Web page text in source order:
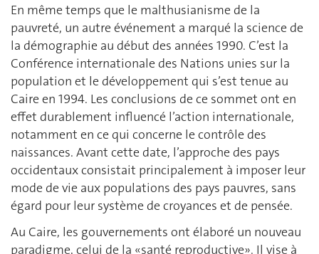
En même temps que le malthusianisme de la
pauvreté, un autre événement a marqué la science de
la démographie au début des années 1990. C’est la
Conférence internationale des Nations unies sur la
population et le développement qui s’est tenue au
Caire en 1994. Les conclusions de ce sommet ont en
effet durablement influencé l’action internationale,
notamment en ce qui concerne le contrôle des
naissances. Avant cette date, l’approche des pays
occidentaux consistait principalement à imposer leur
mode de vie aux populations des pays pauvres, sans
égard pour leur système de croyances et de pensée.
Au Caire, les gouvernements ont élaboré un nouveau
paradigme, celui de la «santé reproductive». Il vise à